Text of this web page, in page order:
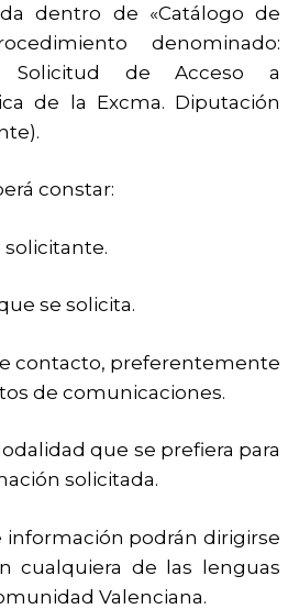
dentro de «Catálogo de
denominado:
Solicitud de Acceso a
de la Excma. Diputación
constar:
solicitante.
se solicita.
contacto, preferentemente
de comunicaciones.
que se prefiera para
solicitada.
información podrán dirigirse
cualquiera de las lenguas
Valenciana.